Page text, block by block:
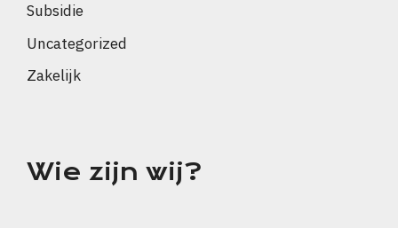
Subsidie
Uncategorized
Zakelijk
Wie zijn wij?